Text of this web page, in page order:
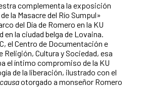
complementa la exposición
la Masacre del Río Sumpul»
del Día de Romero en la KU
en la ciudad belga de Lovaina.
el Centro de Documentación e
Cultura y Sociedad, esa
el íntimo compromiso de la KU
de la liberación, ilustrado con el
otorgado a monseñor Romero